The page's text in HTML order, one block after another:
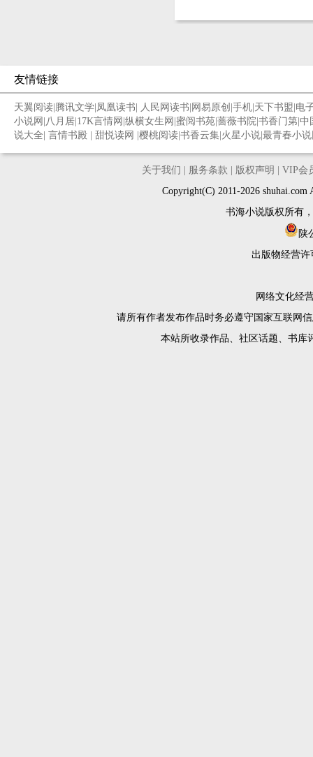
友情链接
天翼阅读 腾讯文学 凤凰读书 人民网读书 网易原创 手机 天下书盟 电
小说网 八月居 17K言情网 纵横女生网 蜜阅书苑 蔷薇书院 书香门第 中
说大全 言情书殿 甜悦读网 樱桃阅读 书香云集 火星小说 最青春小
关于我们 服务条款 版权声明
VIP会
Copyright(C) 2011-2026
书海小说版权所有
陕
出版物经营许
网络文化经
请所有作者发布作品时务必遵守国家互联网
本站所收录作品、社区话题、书库